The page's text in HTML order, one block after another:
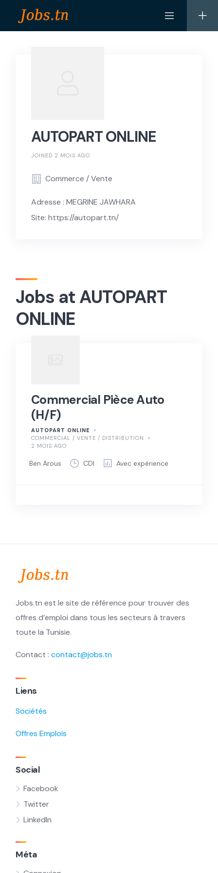
Jobs at AUTOPART
ONLINE
Commercial Pièce Auto
(H/F)
AUTOPART ONLINE
COMMERCIAL / VENTE / DISTRIBUTION
2 MOIS AGO
Ben Arous CDI Avec expérience
AUTOPART ONLINE
JOINED 2 MOIS AGO
Commerce / Vente
Adresse : MEGRINE JAWHARA
Site: https://autopart.tn/
Jobs.tn est le site de référence pour trouver des
offres d’emploi dans tous les secteurs à travers
toute la Tunisie.
Contact : contact@jobs.tn
Liens
Sociétés
Offres Emplois
Social
Facebook
Twitter
LinkedIn
Méta